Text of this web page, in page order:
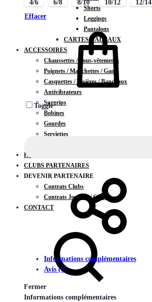
Shorts
Leggings
Pantalons
CARTES CADEAUX
ACCESSOIRES
Chaussettes / Sous-vêtements
Poignets / Manchettes / Gants
Casquettes / Visières / Bandeaux
Antivibrateurs
Surgrips
Bobines
Gourdes
Serviettes
PACKS DU MOIS
CLUBS PARTENAIRES
DEVENIR PARTENAIRE
Contrats Clubs
Contrats Joueurs / Coachs
CONTACT
4/6 6/8 8/10 10/12 12/14
Effacer
Toggle
Informations complémentaires
Avis (0)
Fermer
Informations complémentaires